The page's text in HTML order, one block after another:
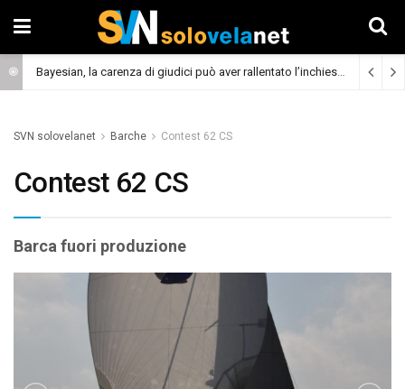
Bayesian, la carenza di giudici può aver rallentato l’inchiesta (Cronaca)
SVN solovelanet Barche Contest 62 CS
Contest 62 CS
Barca fuori produzione